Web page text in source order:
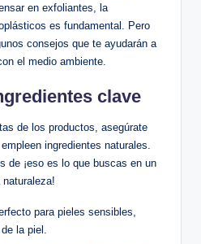
en exfoliantes, la
es fundamental. Pero
consejos que te ayudarán a
el medio ambiente.
clave
de los productos, asegúrate
ingredientes naturales.
de ¡eso es lo que buscas en un
para pieles sensibles,
la piel.